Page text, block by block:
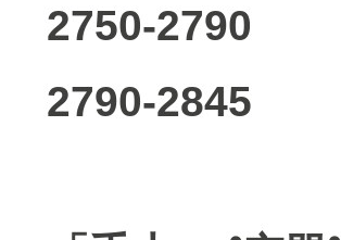
2750-2790
2790-2845